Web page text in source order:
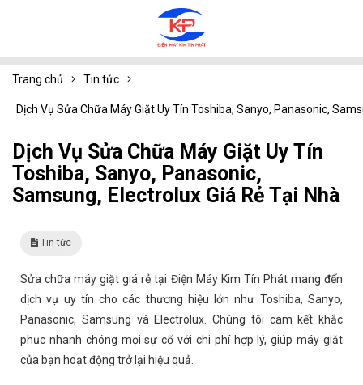
Trang chủ Tin tức
Dịch Vụ Sửa Chữa Máy Giặt Uy Tín Toshiba, Sanyo, Panasonic,
Dịch Vụ Sửa Chữa Máy Giặt Uy Tín
Toshiba, Sanyo, Panasonic,
Samsung, Electrolux Giá Rẻ Tại Nhà
Tin tức
Sửa chữa máy giặt giá rẻ tại Điện Máy Kim Tín Phát mang đến
dịch vụ uy tín cho các thương hiệu lớn như Toshiba, Sanyo,
Panasonic, Samsung và Electrolux. Chúng tôi cam kết khắc
phục nhanh chóng mọi sự cố với chi phí hợp lý, giúp máy giặt
của bạn hoạt động trở lại hiệu quả.